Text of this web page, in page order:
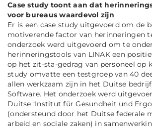
Case study toont aan dat
voor bureaus waardevol zijn
Er is een case study uitgevoerd om de
motiverende factor van herinneringen
onderzoek werd uitgevoerd om te
herinneringstools van LINAK een
op het zit-sta-gedrag van personeel op
study omvatte een testgroep van 40
allen werkzaam zijn in het Duitse
Software. Het onderzoek werd
Duitse ‘Institut für Gesundheit und
(ondersteund door het Duitse federale
arbeid en sociale zaken) in